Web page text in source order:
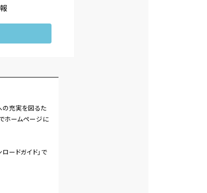
の充実を図るた
ホームページに
ードガイド」で